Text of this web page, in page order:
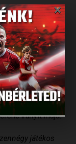
A
meg a
a DVSC második
éves, UEFA Elite
irányít majd.
játékos
×